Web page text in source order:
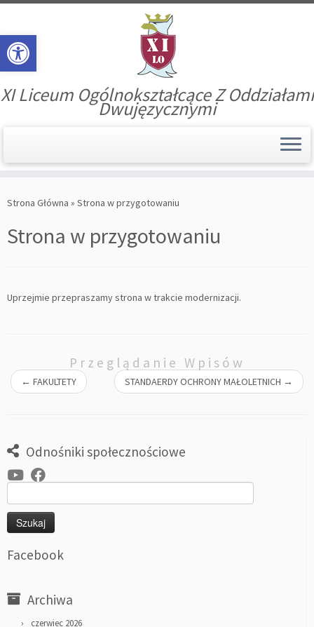
Open toolbar
to
XI Liceum Ogólnokształcące Z Oddziałami
Dwujęzycznymi
Strona Główna » Strona w przygotowaniu
Strona w przygotowaniu
Uprzejmie przepraszamy strona w trakcie modernizacji.
Przeglądanie Wpisów
← FAKULTETY STANDAERDY OCHRONY MAŁOLETNICH →
Odnośniki społecznościowe
Facebook
Archiwa
czerwiec 2026